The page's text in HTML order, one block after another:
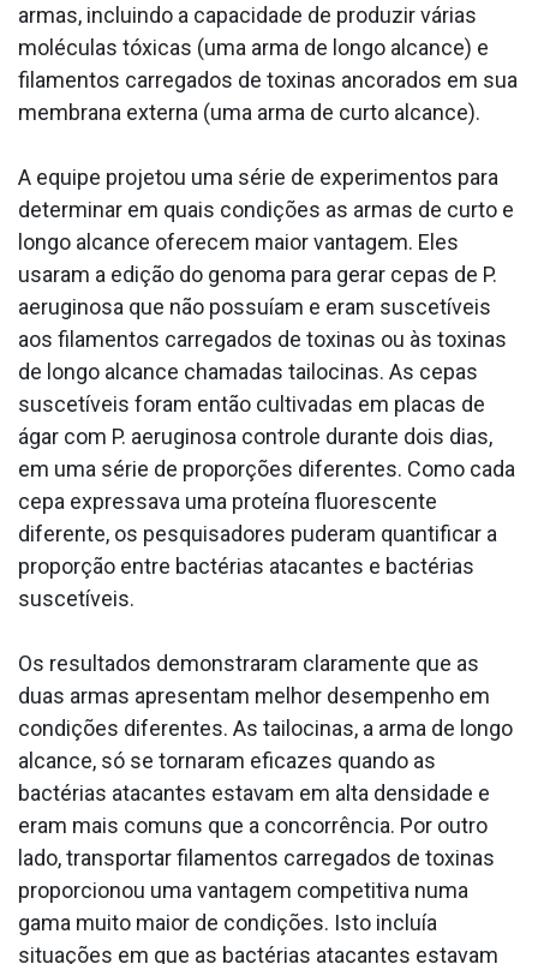
armas, incluindo a capacidade de produzir várias
moléculas tóxicas (uma arma de longo alcance) e
filamentos carregados de toxinas ancorados em sua
membrana externa (uma arma de curto alcance).
A equipe projetou uma série de experimentos para
determinar em quais condições as armas de curto e
longo alcance oferecem maior vantagem. Eles
usaram a edição do genoma para gerar cepas de P.
aeruginosa que não possuíam e eram suscetíveis
aos filamentos carregados de toxinas ou às toxinas
de longo alcance chamadas tailocinas. As cepas
suscetíveis foram então cultivadas em placas de
ágar com P. aeruginosa controle durante dois dias,
em uma série de proporções diferentes. Como cada
cepa expressava uma proteína fluorescente
diferente, os pesquisadores puderam quantificar a
proporção entre bactérias atacantes e bactérias
suscetíveis.
Os resultados demonstraram claramente que as
duas armas apresentam melhor desempenho em
condições diferentes. As tailocinas, a arma de longo
alcance, só se tornaram eficazes quando as
bactérias atacantes estavam em alta densidade e
eram mais comuns que a concorrência. Por outro
lado, transportar filamentos carregados de toxinas
proporcionou uma vantagem competitiva numa
gama muito maior de condições. Isto incluía
situações em que as bactérias atacantes estavam